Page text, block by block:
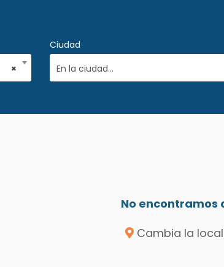
×
Ciudad
En la ciudad...
No encontramos
Cambia la